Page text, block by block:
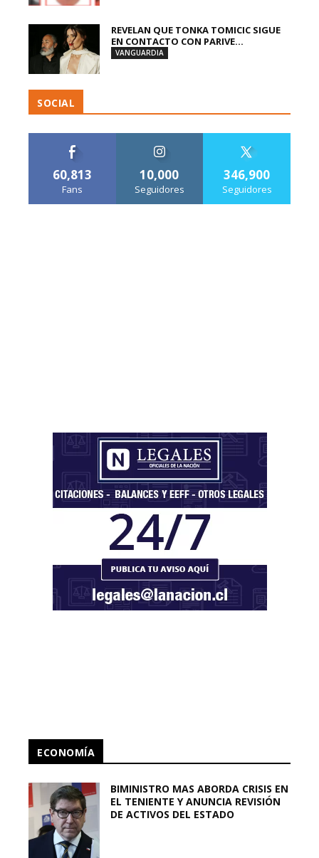
REVELAN QUE TONKA TOMICIC SIGUE
EN CONTACTO CON PARIVE...
VANGUARDIA
SOCIAL
60,813
Fans
10,000
Seguidores
346,900
Seguidores
ECONOMÍA
BIMINISTRO MAS ABORDA CRISIS EN
EL TENIENTE Y ANUNCIA REVISIÓN
DE ACTIVOS DEL ESTADO